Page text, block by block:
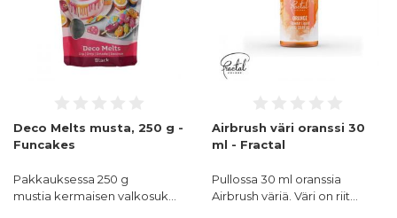
Deco Melts musta, 250 g -
Funcakes
Pakkauksessa 250 g
mustia kermaisen valkosuk…
Airbrush väri oranssi 30
ml - Fractal
Pullossa 30 ml oranssia
Airbrush väriä. Väri on riit…